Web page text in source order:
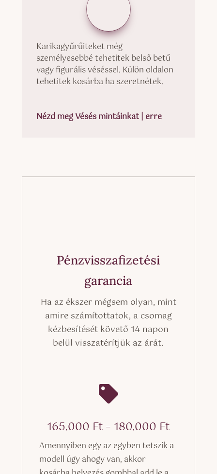
Karikagyűrűiteket még
személyesebbé tehetitek belső betű
vagy figurális véséssel. Külön oldalon
tehetitek kosárba ha szeretnétek.
Nézd meg Vésés mintáinkat | erre
Pénzvisszafizetési
garancia
Ha az ékszer mégsem olyan, mint
amire számítottatok, a csomag
kézbesítését követő 14 napon
belül visszatérítjük az árát.

165.000 Ft– 180.000 Ft
165.000
-
Amennyiben egy az egyben tetszik a
modell úgy ahogy van, akkor